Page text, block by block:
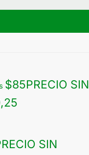
$85PRECIO SIN
SIN